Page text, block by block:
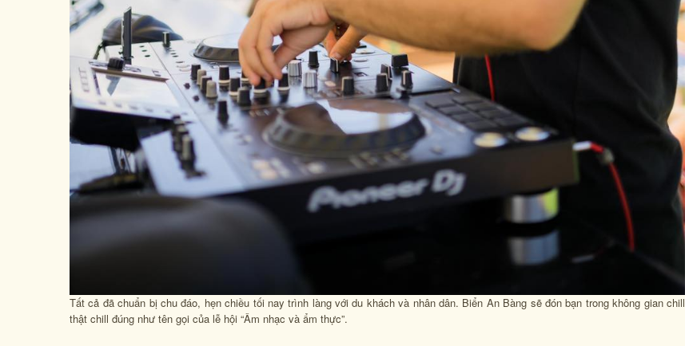
Tất cả đã chuẩn bị chu đáo, hẹn chiều tối nay trình làng với du khách và nhân dân. Biển An Bàng sẽ đón bạn trong không gian chill
thật chill đúng như tên gọi của lễ hội “Âm nhạc và ẩm thực”.